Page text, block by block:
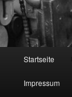
Startseite
Impressum